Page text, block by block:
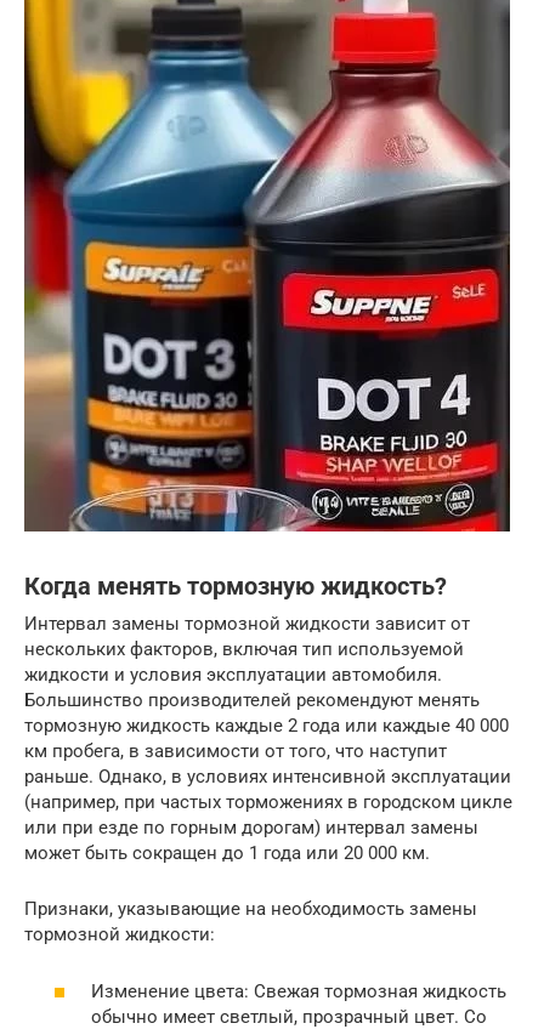
Когда менять тормозную жидкость?
Интервал замены тормозной жидкости зависит от
нескольких факторов, включая тип используемой
жидкости и условия эксплуатации автомобиля.
Большинство производителей рекомендуют менять
тормозную жидкость каждые 2 года или каждые 40 000
км пробега, в зависимости от того, что наступит
раньше. Однако, в условиях интенсивной эксплуатации
(например, при частых торможениях в городском цикле
или при езде по горным дорогам) интервал замены
может быть сокращен до 1 года или 20 000 км.
Признаки, указывающие на необходимость замены
тормозной жидкости:
Изменение цвета: Свежая тормозная жидкость
обычно имеет светлый, прозрачный цвет. Со